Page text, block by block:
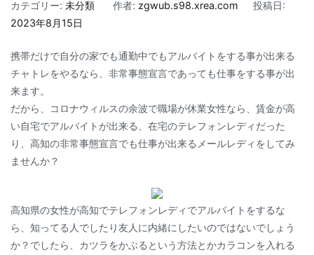
カテゴリー: 未分類 作者: zgwub.s98.xrea.com
投稿日:
2023年8月15日
携帯だけで自分の家でも通勤中でもアルバイトをする事が出来る
チャトレをやるなら、非常事態宣言であっても仕事をする事が出
来ます。
だから、コロナウィルスの余波で職場が休業女性なら、賃金が高
い自宅でアルバイトが出来る、在宅のテレフォンレディだった
り、高知の非常事態宣言でも仕事が出来るメールレディをしてみ
ませんか？
高知県の女性が高知でテレフォンレディでアルバイトをするな
ら、知ってる人でしたり友人に内緒にしたいのではないでしょう
か？でしたら、カツラをかぶるという方法とかカラコンを入れる